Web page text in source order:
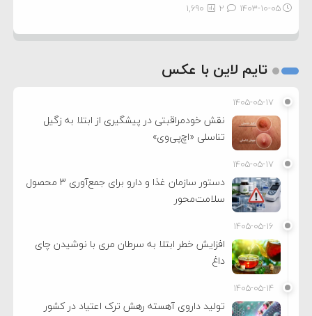
۱۴۰۳-۱۰-۰۵ 1,690
تایم لاین با عکس
۱۴۰۵-۰۵-۱۷
نقش خودمراقبتی در پیشگیری از ابتلا به زگیل
تناسلی «اچ‌پی‌وی»
۱۴۰۵-۰۵-۱۷
دستور سازمان غذا و دارو برای جمع‌آوری ۳ محصول
سلامت‌محور
۱۴۰۵-۰۵-۱۶
افزایش خطر ابتلا به سرطان مری با نوشیدن چای
داغ
۱۴۰۵-۰۵-۱۴
تولید داروی آهسته رهش ترک اعتیاد در کشور